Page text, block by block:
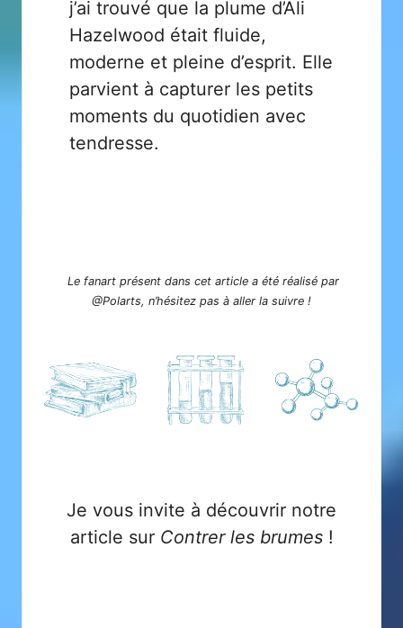
j’ai trouvé que la plume d’Ali
Hazelwood était fluide,
moderne et pleine d’esprit. Elle
parvient à capturer les petits
moments du quotidien avec
tendresse.
Le fanart présent dans cet article a été réalisé par
@Polarts, n’hésitez pas à aller la suivre !
Je vous invite à découvrir notre
article sur Contrer les brumes!